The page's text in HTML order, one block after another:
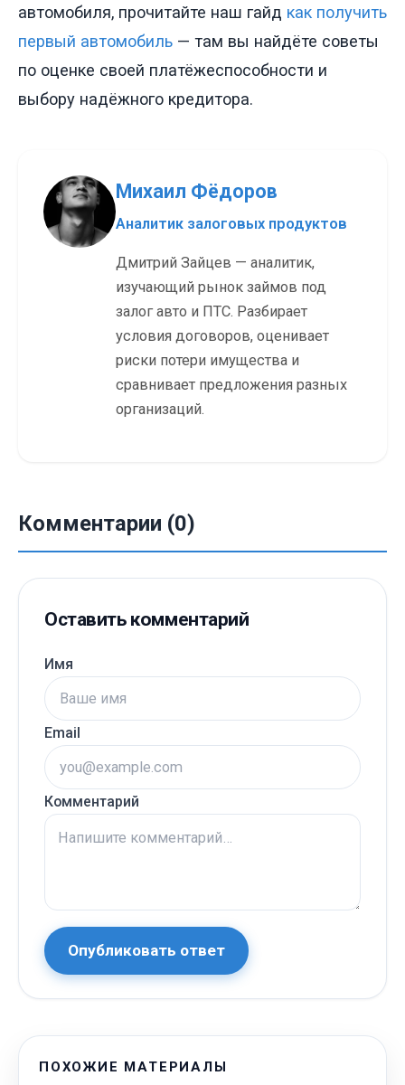
автомобиля, прочитайте наш гайд как получить
первый автомобиль — там вы найдёте советы
по оценке своей платёжеспособности и
выбору надёжного кредитора.
Михаил Фёдоров
Аналитик залоговых продуктов
Дмитрий Зайцев — аналитик,
изучающий рынок займов под
залог авто и ПТС. Разбирает
условия договоров, оценивает
риски потери имущества и
сравнивает предложения разных
организаций.
Комментарии (0)
Оставить комментарий
Имя
Email
Комментарий
Опубликовать ответ
ПОХОЖИЕ МАТЕРИАЛЫ